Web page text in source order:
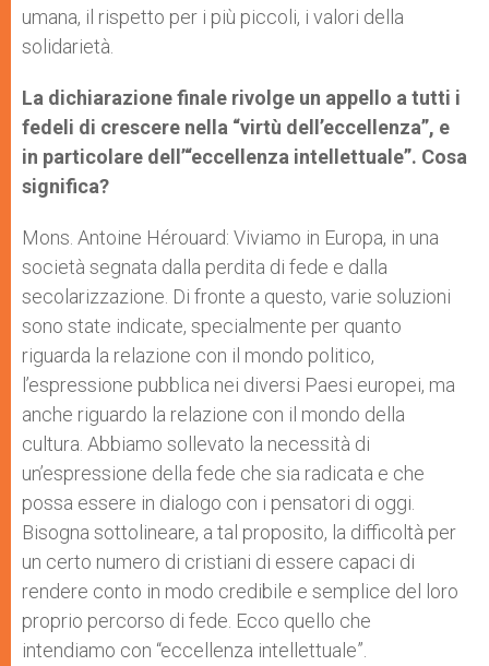
umana, il rispetto per i più piccoli, i valori della
solidarietà.
La dichiarazione finale rivolge un appello a tutti i
fedeli di crescere nella “virtù dell’eccellenza”, e
in particolare dell’“eccellenza intellettuale”. Cosa
significa?
Mons. Antoine Hérouard: Viviamo in Europa, in una
società segnata dalla perdita di fede e dalla
secolarizzazione. Di fronte a questo, varie soluzioni
sono state indicate, specialmente per quanto
riguarda la relazione con il mondo politico,
l’espressione pubblica nei diversi Paesi europei, ma
anche riguardo la relazione con il mondo della
cultura. Abbiamo sollevato la necessità di
un’espressione della fede che sia radicata e che
possa essere in dialogo con i pensatori di oggi.
Bisogna sottolineare, a tal proposito, la difficoltà per
un certo numero di cristiani di essere capaci di
rendere conto in modo credibile e semplice del loro
proprio percorso di fede. Ecco quello che
intendiamo con “eccellenza intellettuale”.